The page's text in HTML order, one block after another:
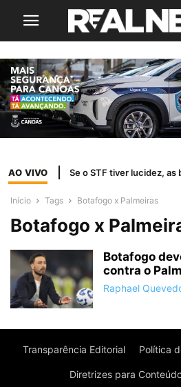
AO VIVO
Início Tags Botafogo x Palmeiras
Botafogo x
Botafogo
contra o
Raphael
Transparência Editorial Política
Diretrizes para